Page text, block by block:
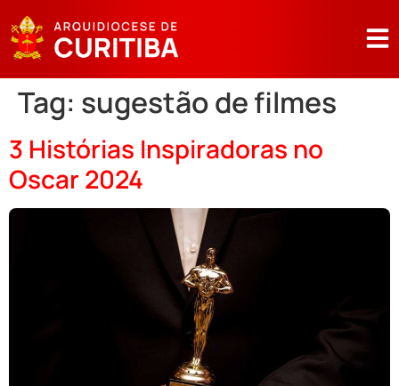
Tag: sugestão de filmes
3 Histórias Inspiradoras no
Oscar 2024